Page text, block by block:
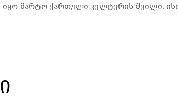
მარტო ქართული კულტურის შვილი.